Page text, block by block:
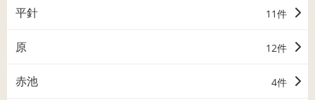
平針 11件
原 12件
赤池 4件